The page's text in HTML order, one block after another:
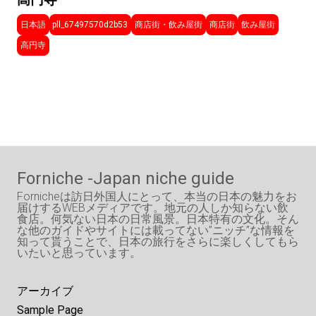
日本語 pll_67497570d2b53 商店街・飲み屋街 商店街 飲み屋街
高円寺
Forniche -Japan niche guide
Fornicheは訪日外国人にとって、本当の日本の魅力をお
届けするWEBメディアです。地元の人しか知らない飲
食店。何気ない日本の日常風景。日本特有の文化。そん
な他のガイドやサイトには載ってない”ニッチ”な情報を
知って貰うことで、日本の旅行をさらに楽しくしてもら
いたいと思っています。
アーカイブ
Sample Page